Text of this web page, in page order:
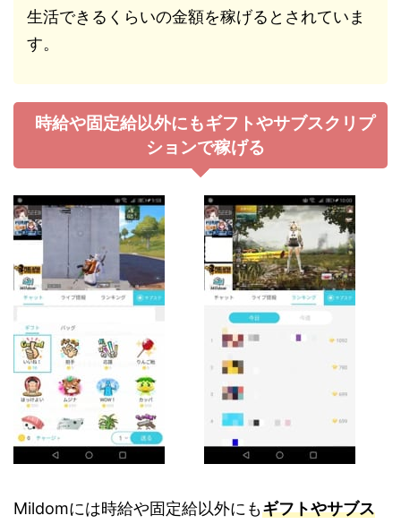
生活できるくらいの金額を稼げるとされていま
す。
時給や固定給以外にもギフトやサブスクリプ
ションで稼げる
Mildomには時給や固定給以外にもギフトやサブス